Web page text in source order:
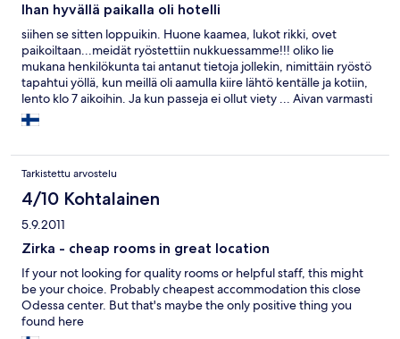
Ihan hyvällä paikalla oli hotelli
siihen se sitten loppuikin. Huone kaamea, lukot rikki, ovet
paikoiltaan...meidät ryöstettiin nukkuessamme!!! oliko lie
mukana henkilökunta tai antanut tietoja jollekin, nimittäin ryöstö
tapahtui yöllä, kun meillä oli aamulla kiire lähtö kentälle ja kotiin,
lento klo 7 aikoihin. Ja kun passeja ei ollut viety ... Aivan varmasti
tapahtunut tässä paikassa samanlaista ennenkin!!!!
Tarkistettu arvostelu
4/10 Kohtalainen
5.9.2011
Zirka - cheap rooms in great location
If your not looking for quality rooms or helpful staff, this might
be your choice. Probably cheapest accommodation this close
Odessa center. But that's maybe the only positive thing you
found here